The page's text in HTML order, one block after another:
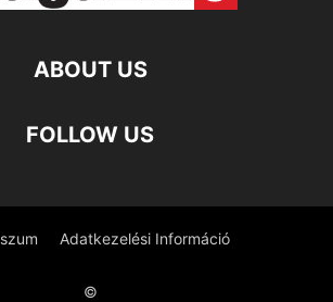
ABOUT US
FOLLOW US
Adatkezelési Információ
©